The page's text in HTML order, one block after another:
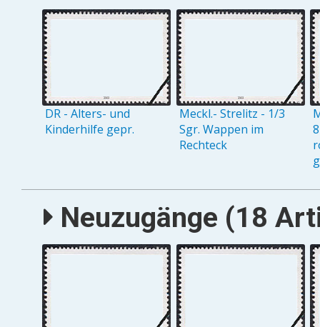
DR - Alters- und
Kinderhilfe gepr.
Meckl.- Strelitz - 1/3
Sgr. Wappen im
Rechteck
Neuzugänge (18